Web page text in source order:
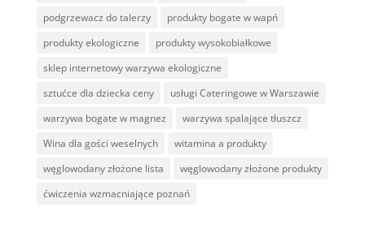
podgrzewacz do talerzy
produkty bogate w wapń
produkty ekologiczne
produkty wysokobiałkowe
sklep internetowy warzywa ekologiczne
sztućce dla dziecka ceny
usługi Cateringowe w Warszawie
warzywa bogate w magnez
warzywa spalające tłuszcz
Wina dla gości weselnych
witamina a produkty
węglowodany złożone lista
węglowodany złożone produkty
ćwiczenia wzmacniające poznań